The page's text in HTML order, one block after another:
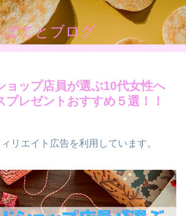
ぽてとブログ
ョップ店員が選ぶ10代女性へ
プレゼントおすすめ５選！！
リエイト広告を利用しています。